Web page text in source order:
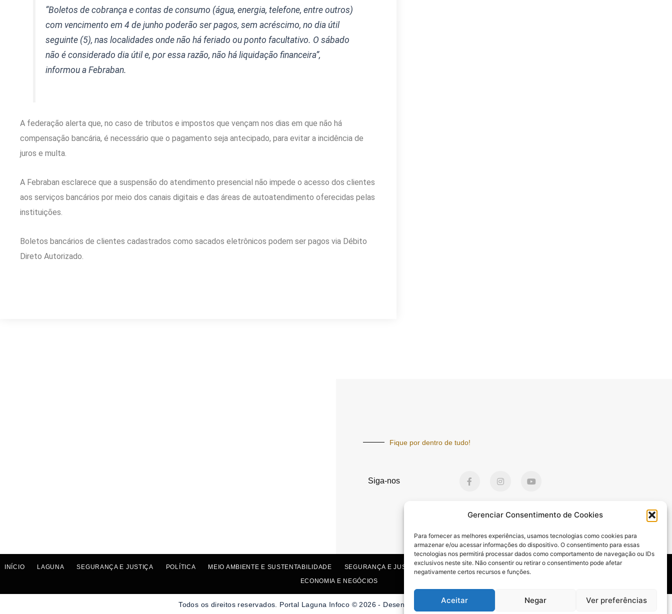
Gerenciar Consentimento de Cookies
Para fornecer as melhores experiências, usamos tecnologias como cookies para
armazenar e/ou acessar informações do dispositivo. O consentimento para essas
tecnologias nos permitirá processar dados como comportamento de navegação ou IDs
exclusivos neste site. Não consentir ou retirar o consentimento pode afetar
negativamente certos recursos e funções.
Aceitar Negar Ver preferências
“Boletos de cobrança e contas de consumo (água, energia, telefone, entre outros)
com vencimento em 4 de junho poderão ser pagos, sem acréscimo, no dia útil
seguinte (5), nas localidades onde não há feriado ou ponto facultativo. O sábado
não é considerado dia útil e, por essa razão, não há liquidação financeira”,
informou a Febraban.
A federação alerta que, no caso de tributos e impostos que vençam nos dias em que não há
compensação bancária, é necessário que o pagamento seja antecipado, para evitar a incidência de
juros e multa.
A Febraban esclarece que a suspensão do atendimento presencial não impede o acesso dos clientes
aos serviços bancários por meio dos canais digitais e das áreas de autoatendimento oferecidas pelas
instituições.
Boletos bancários de clientes cadastrados como sacados eletrônicos podem ser pagos via Débito
Direto Autorizado.
Fique por dentro de tudo!
Siga-nos
a
o
-
f
n
g
m
o
b
INÍCIO LAGUNA SEGURANÇA E JUSTIÇA POLÍTICA MEIO AMBIENTE E SUSTENTABILIDADE SEGURANÇA E JUSTIÇA SAÚDE E BEM-ESTAR CULTURA E ENTRETENIMENTO
ECONOMIA E NEGÓCIOS
Todos os direitos reservados. Portal Laguna Infoco © 2026 - Desenvolvido por mktinfo.com.br